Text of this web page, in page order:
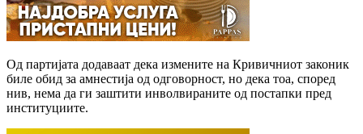
Од партијата додаваат дека измените на Кривичниот законик
биле обид за амнестија од одговорност, но дека тоа, според
нив, нема да ги заштити инволвираните од постапки пред
институциите.